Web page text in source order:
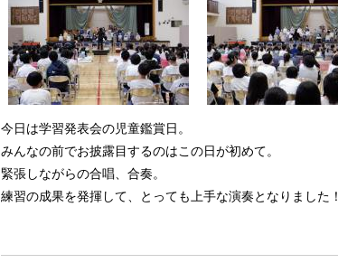
今日は学習発表会の児童鑑賞日。
みんなの前でお披露目するのはこの日が初めて。
緊張しながらの合唱、合奏。
練習の成果を発揮して、とっても上手な演奏となりました！